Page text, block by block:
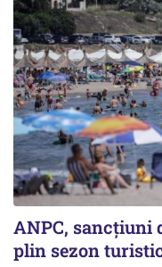
ANPC, sancțiuni
plin sezon